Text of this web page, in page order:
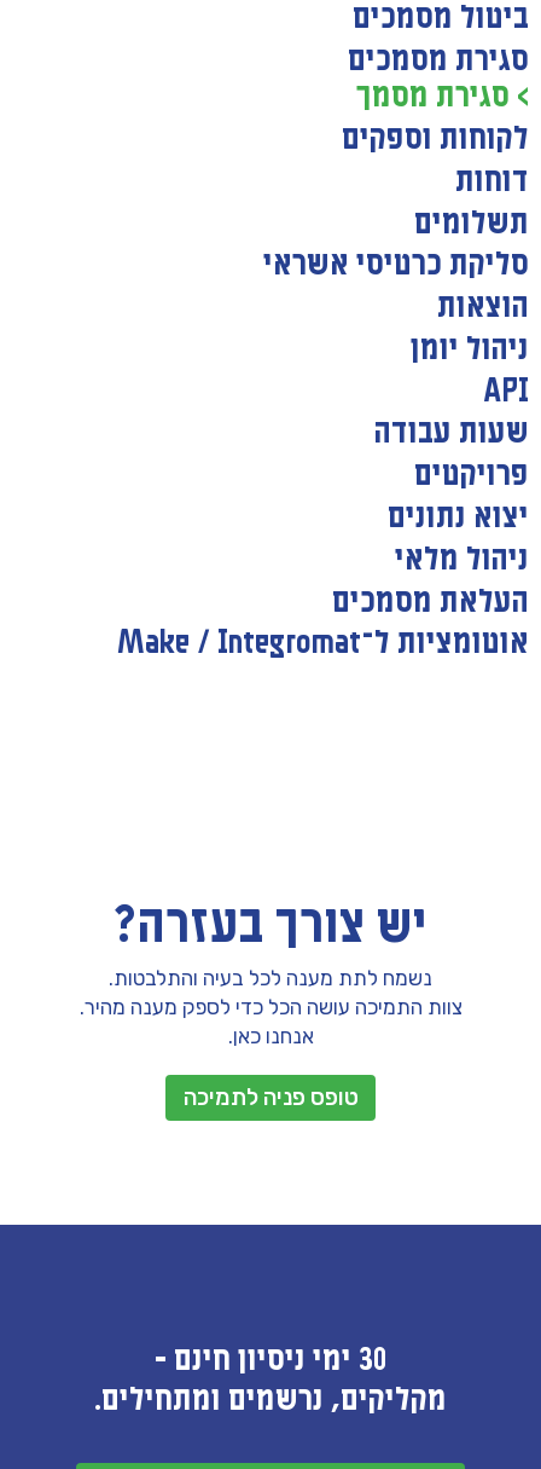
ביטול מסמכים
סגירת מסמכים
> סגירת מסמך
לקוחות וספקים
דוחות
תשלומים
סליקת כרטיסי אשראי
הוצאות
ניהול יומן
API
שעות עבודה
פרויקטים
יצוא נתונים
ניהול מלאי
העלאת מסמכים
אוטומציות ל־Make / Integromat
יש צורך בעזרה?
נשמח לתת מענה לכל בעיה והתלבטות.
צוות התמיכה עושה הכל כדי לספק מענה מהיר.
אנחנו כאן.
טופס פניה לתמיכה
30 ימי ניסיון חינם -
מקליקים, נרשמים ומתחילים.